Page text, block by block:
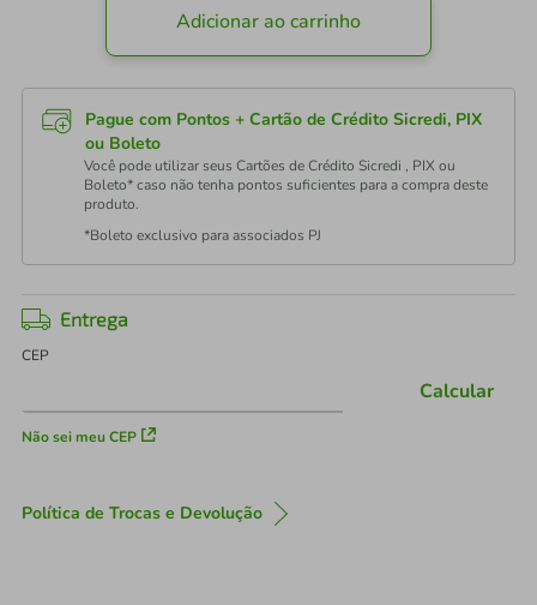
Adicionar ao carrinho
Pague com Pontos + Cartão de Crédito Sicredi, PIX
ou Boleto
Você pode utilizar seus Cartões de Crédito Sicredi , PIX ou
Boleto* caso não tenha pontos suficientes para a compra deste
produto.
*Boleto exclusivo para associados PJ
Entrega
CEP
Não sei meu CEP
Calcular
Política de Trocas e Devolução